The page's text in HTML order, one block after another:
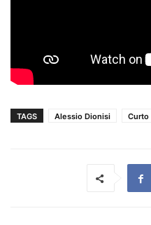
TAGS Alessio Dionisi Curto